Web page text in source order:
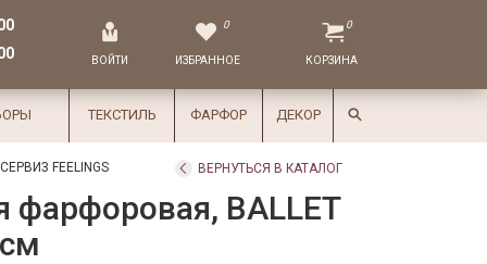
ВОЙТИ
0
ИЗБРАННОЕ
0
КОРЗИНА
ТЕКСТИЛЬ ФАРФОР ДЕКОР
FEELINGS ВЕРНУТЬСЯ В КАТАЛОГ
фарфоровая, BALLET